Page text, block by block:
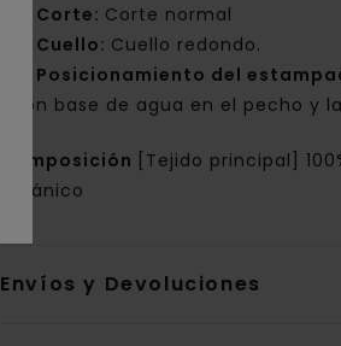
Corte: Corte normal
Cuello: Cuello redondo.
Posicionamiento del
con base de agua en el pecho y
Composición
[Tejido principal]
orgánico
Envíos y Devoluciones